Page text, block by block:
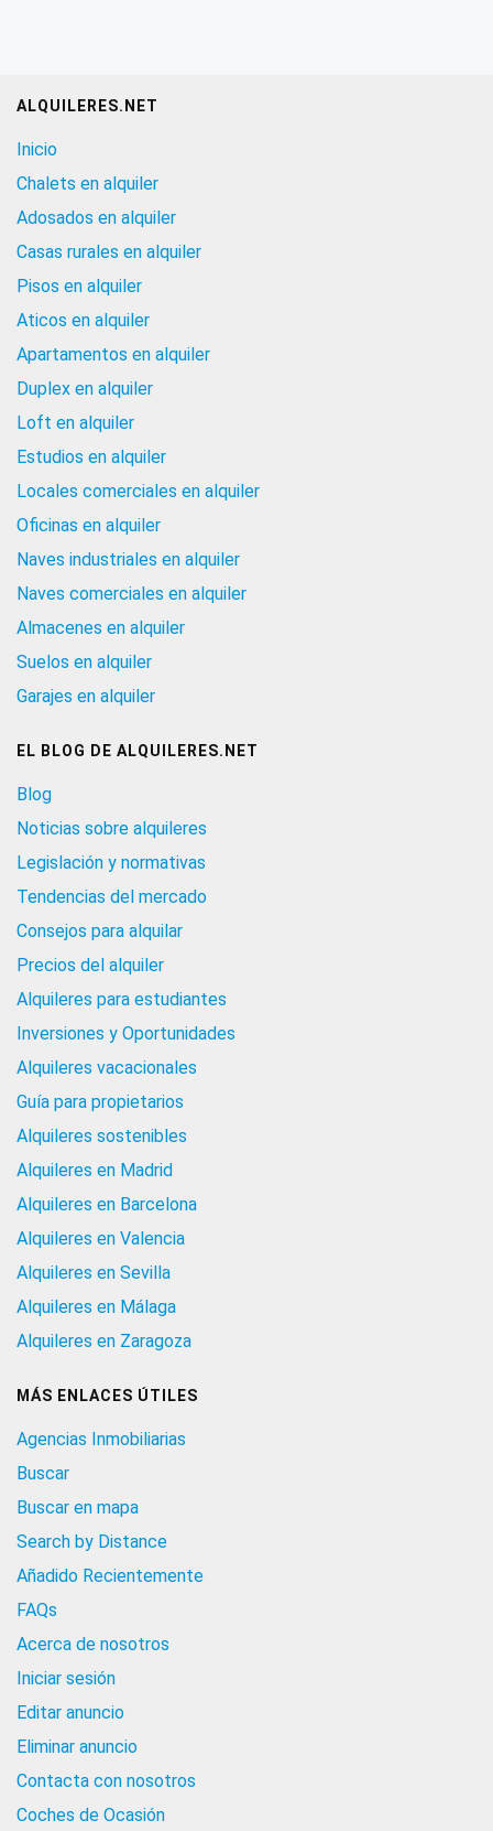
ALQUILERES.NET
Inicio
Chalets en alquiler
Adosados en alquiler
Casas rurales en alquiler
Pisos en alquiler
Aticos en alquiler
Apartamentos en alquiler
Duplex en alquiler
Loft en alquiler
Estudios en alquiler
Locales comerciales en alquiler
Oficinas en alquiler
Naves industriales en alquiler
Naves comerciales en alquiler
Almacenes en alquiler
Suelos en alquiler
Garajes en alquiler
EL BLOG DE ALQUILERES.NET
Blog
Noticias sobre alquileres
Legislación y normativas
Tendencias del mercado
Consejos para alquilar
Precios del alquiler
Alquileres para estudiantes
Inversiones y Oportunidades
Alquileres vacacionales
Guía para propietarios
Alquileres sostenibles
Alquileres en Madrid
Alquileres en Barcelona
Alquileres en Valencia
Alquileres en Sevilla
Alquileres en Málaga
Alquileres en Zaragoza
MÁS ENLACES ÚTILES
Agencias Inmobiliarias
Buscar
Buscar en mapa
Search by Distance
Añadido Recientemente
FAQs
Acerca de nosotros
Iniciar sesión
Editar anuncio
Eliminar anuncio
Contacta con nosotros
Coches de Ocasión